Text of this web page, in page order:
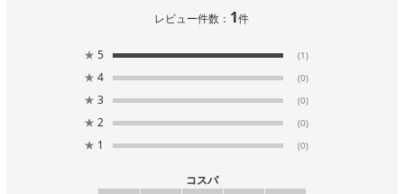
レビュー件数： 1件
★ 5 (1)
★ 4 (0)
★ 3 (0)
★ 2 (0)
★ 1 (0)
コスパ